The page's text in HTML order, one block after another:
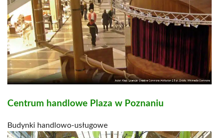
Centrum handlowe Plaza w Poznaniu
Budynki handlowo-usługowe